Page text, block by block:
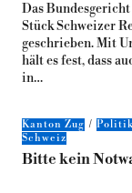
Das
Stück Schweizer
geschrieben. Mit
hält es fest, dass
in…
Kanton Zug Politik
Schweiz
Bitte kein